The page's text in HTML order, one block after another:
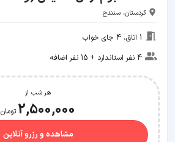
کردستان، سنندج
1 اتاق، 4 جای خواب
4 نفر استاندارد + 15 نفر اضافه
هر شب از
2,500,000 تومان
مشاهده و رزرو آنلاین